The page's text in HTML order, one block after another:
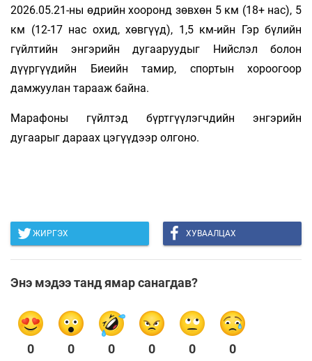
2026.05.21-ны өдрийн хооронд зөвхөн 5 км (18+ нас), 5
км (12-17 нас охид, хөвгүүд), 1,5 км-ийн Гэр бүлийн
гүйлтийн энгэрийн дугааруудыг Нийслэл болон
дүүргүүдийн Биеийн тамир, спортын хороогоор
дамжуулан тарааж байна.
Марафоны гүйлтэд бүртгүүлэгчдийн энгэрийн
дугаарыг дараах цэгүүдээр олгоно.
ЖИРГЭХ ХУВААЛЦАХ
Энэ мэдээ танд ямар санагдав?
0 0 0 0 0 0